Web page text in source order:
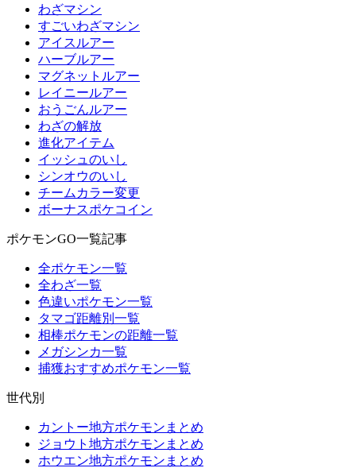
わざマシン
すごいわざマシン
アイスルアー
ハーブルアー
マグネットルアー
レイニールアー
おうごんルアー
わざの解放
進化アイテム
イッシュのいし
シンオウのいし
チームカラー変更
ボーナスポケコイン
ポケモンGO一覧記事
全ポケモン一覧
全わざ一覧
色違いポケモン一覧
タマゴ距離別一覧
相棒ポケモンの距離一覧
メガシンカ一覧
捕獲おすすめポケモン一覧
世代別
カントー地方ポケモンまとめ
ジョウト地方ポケモンまとめ
ホウエン地方ポケモンまとめ